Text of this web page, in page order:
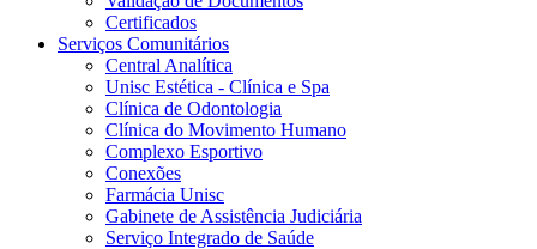
Certificados
Serviços Comunitários
Central Analítica
Unisc Estética - Clínica e Spa
Clínica de Odontologia
Clínica do Movimento Humano
Complexo Esportivo
Conexões
Farmácia Unisc
Gabinete de Assistência Judiciária
Serviço Integrado de Saúde